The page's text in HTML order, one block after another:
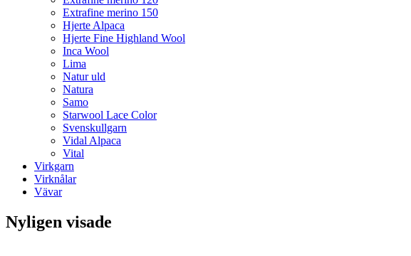
Extrafine merino 150
Hjerte Alpaca
Hjerte Fine Highland Wool
Inca Wool
Lima
Natur uld
Natura
Samo
Starwool Lace Color
Svenskullgarn
Vidal Alpaca
Vital
Virkgarn
Virknålar
Vävar
Nyligen visade